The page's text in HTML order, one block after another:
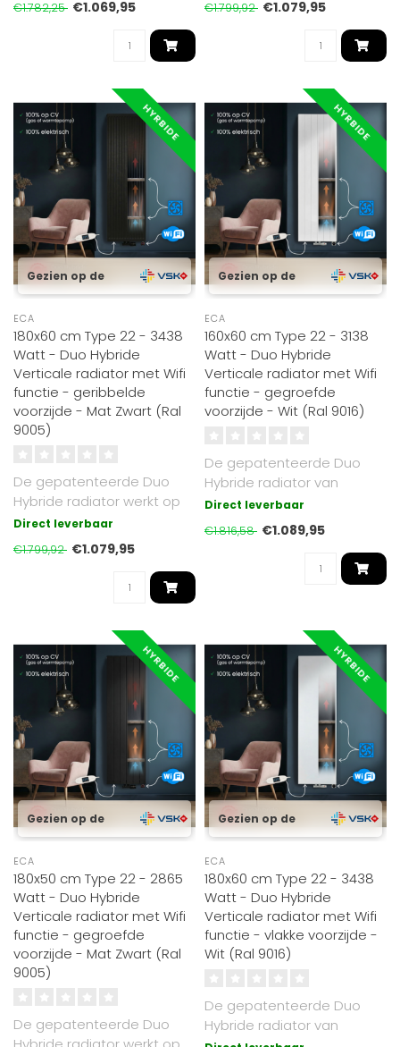
€1.782,25 €1.069,95 €1.799,92 €1.079,95
HYRBIDE
Gezien op de
ECA
180x60 cm Type 22 - 3438
Watt - Duo Hybride
Verticale radiator met Wifi
functie - geribbelde
voorzijde - Mat Zwart (Ral
9005)
De gepatenteerde Duo
Hybride radiator werkt op
cv of elektrisch. Voorzien
van Op..
Direct leverbaar
€1.799,92 €1.079,95
HYRBIDE
Gezien op de
ECA
160x60 cm Type 22 - 3138
Watt - Duo Hybride
Verticale radiator met Wifi
functie - gegroefde
voorzijde - Wit (Ral 9016)
De gepatenteerde Duo
Hybride radiator van
Radiator-Outlet werkt
zowel op cv (gas..
Direct leverbaar
€1.816,58 €1.089,95
HYRBIDE
Gezien op de
ECA
180x50 cm Type 22 - 2865
Watt - Duo Hybride
Verticale radiator met Wifi
functie - gegroefde
voorzijde - Mat Zwart (Ral
9005)
De gepatenteerde Duo
HYRBIDE
Gezien op de
ECA
180x60 cm Type 22 - 3438
Watt - Duo Hybride
Verticale radiator met Wifi
functie - vlakke voorzijde -
Wit (Ral 9016)
De gepatenteerde Duo
Hybride radiator van